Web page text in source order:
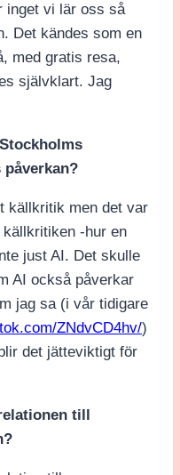
inget vi lär oss så
Det kändes som en
med gratis resa,
självklart. Jag
källkritik men det var
-hur en
just AI. Det skulle
AI också påverkar
jag sa (i vår tidigare
ZNdvCD4hv/)
det jätteviktigt för
till